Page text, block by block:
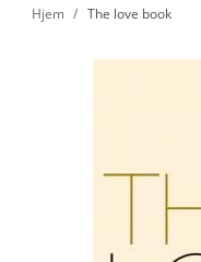
Hjem The love book